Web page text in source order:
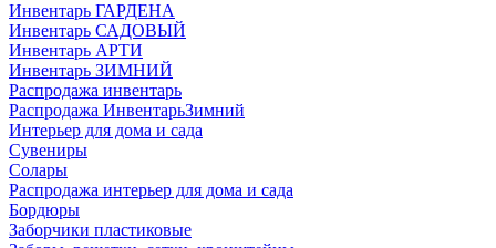
Инвентарь ГАРДЕНА
Инвентарь САДОВЫЙ
Инвентарь АРТИ
Инвентарь ЗИМНИЙ
Распродажа инвентарь
Распродажа ИнвентарьЗимний
Интерьер для дома и сада
Сувениры
Солары
Распродажа интерьер для дома и сада
Бордюры
Заборчики пластиковые